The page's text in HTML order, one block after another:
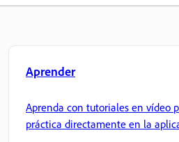
Aprender
Aprenda con tutoriales en vídeo
práctica directamente en la